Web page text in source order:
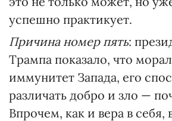
успешно практикует.
Причина номер пять:
Трампа показало, что
иммунитет Запада, его
различать добро и зло —
Впрочем, как и вера в себя,